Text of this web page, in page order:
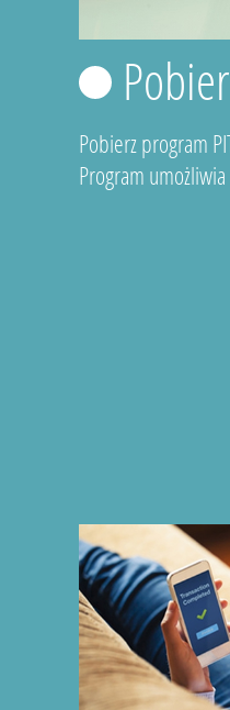
Pobierz program
Program